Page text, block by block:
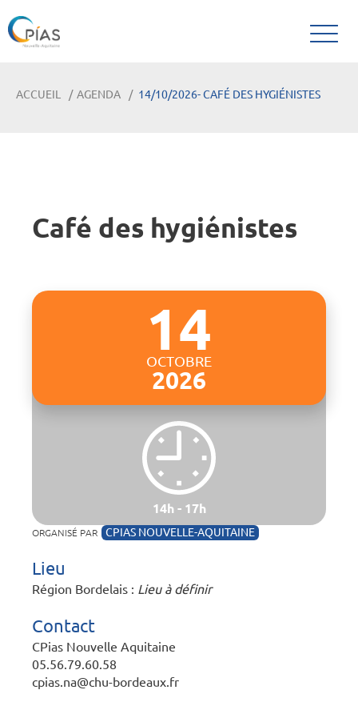
ACCUEIL AGENDA 14/10/2026- CAFÉ DES HYGIÉNISTES
Café des hygiénistes
14
OCTOBRE
2026
14h - 17h
ORGANISÉ PAR CPIAS NOUVELLE-AQUITAINE
Lieu
Région Bordelais : Lieu à définir
Contact
CPias Nouvelle Aquitaine
05.56.79.60.58
cpias.na@chu-bordeaux.fr